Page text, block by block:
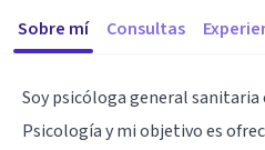
Sobre mí Consultas
Soy psicóloga general sanitaria
Psicología y mi objetivo es